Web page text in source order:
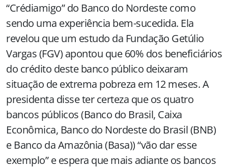
“Crédiamigo” do Banco do Nordeste como
sendo uma experiência bem-sucedida. Ela
revelou que um estudo da Fundação Getúlio
Vargas (FGV) apontou que 60% dos beneficiários
do crédito deste banco público deixaram
situação de extrema pobreza em 12 meses. A
presidenta disse ter certeza que os quatro
bancos públicos (Banco do Brasil, Caixa
Econômica, Banco do Nordeste do Brasil (BNB)
e Banco da Amazônia (Basa)) “vão dar esse
exemplo” e espera que mais adiante os bancos